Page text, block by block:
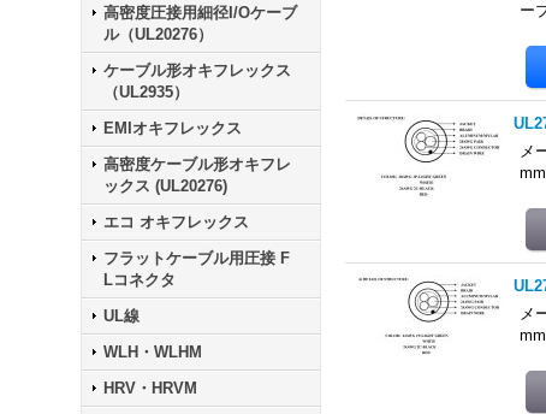
高密度圧接用細径I/Oケーブ
ル（UL20276）
ケーブル形オキフレックス
（UL2935）
EMIオキフレックス
高密度ケーブル形オキフレ
ックス (UL20276)
エコ オキフレックス
フラットケーブル用圧接 F
Lコネクタ
UL線
WLH・WLHM
HRV・HRVM
ー
メ
メ